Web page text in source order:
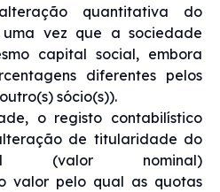
quantitativa do
uma vez que a sociedade
capital social, embora
diferentes pelos
sócio(s)).
o registo contabilístico
de titularidade do
(valor nominal)
valor pelo qual as quotas